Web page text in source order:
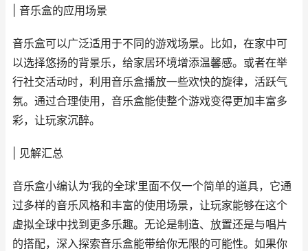
| 音乐盒的应用场景
音乐盒可以广泛适用于不同的游戏场景。比如，在家中可
以选择悠扬的背景乐，给家居环境增添温馨感。或者在举
行社交活动时，利用音乐盒播放一些欢快的旋律，活跃气
氛。通过合理使用，音乐盒能使整个游戏变得更加丰富多
彩，让玩家沉醉。
| 见解汇总
音乐盒小编认为‘我的全球’里面不仅一个简单的道具，它通
过多样的音乐风格和丰富的使用场景，让玩家能够在这个
虚拟全球中找到更多乐趣。无论是制造、放置还是与唱片
的搭配，深入探索音乐盒能带给你无限的可能性。如果你